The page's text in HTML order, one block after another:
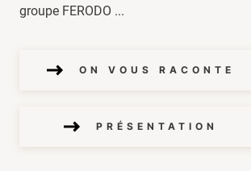
groupe FERODO ...
ON VOUS RACONTE
PRÉSENTATION